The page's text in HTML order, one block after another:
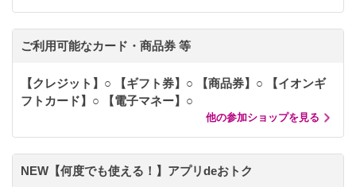
ご利用可能なカード・商品券 等
【クレジット】○ 【ギフト券】○ 【商品券】○ 【イオンギ
フトカード】○ 【電子マネー】○
他の参加ショップを見る
NEW【何度でも使える！】アプリdeおトク